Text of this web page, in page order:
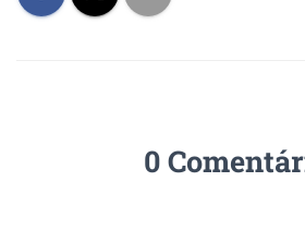
0